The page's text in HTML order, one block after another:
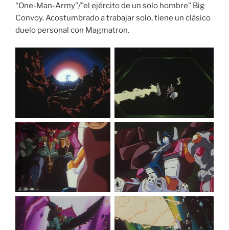
“One-Man-Army”/”el ejército de un solo hombre” Big
Convoy. Acostumbrado a trabajar solo, tiene un clásico
duelo personal con Magmatron.